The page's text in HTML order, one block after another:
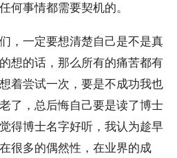
何事情都需要契机的。
，一定要想清楚自己是不是真
想的话，那么所有的痛苦都有
着尝试一次，要是不成功我也
了，总后悔自己要是读了博士
得博士名字好听，我认为趁早
很多的偶然性，在业界的成